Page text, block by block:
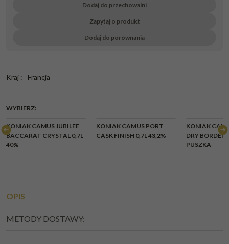
Dodaj do przechowalni
Zapytaj o produkt
Dodaj do porównania
Kraj : Francja
WYBIERZ:
BRAK
KONIAK CAMUS JUBILEE
BACCARAT CRYSTAL 0,7L
40%
BRAK
KONIAK CAMUS PORT
CASK FINISH 0,7L 43,2%
KONIAK
DRY
PUSZKA
OPIS
METODY DOSTAWY: